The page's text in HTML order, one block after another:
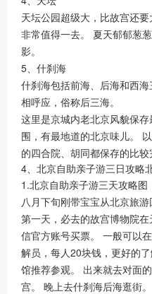
天坛公园超级大，比故宫还
非常值得一去。 夏天郁郁葱
影。
5、什刹海
什刹海包括前海、后海和西
相呼应，俗称后三海。
这里是京城内老北京风貌保
围，有最地道的北京味儿。
的四合院、胡同都保存的比较
4、北京自助亲子游三日攻略
1.北京自助亲子游三天攻略图
八月下旬刚带宝宝从北京旅
第一天，必去的故宫博物院
信官方账号买票。 一般可以
解员，每人20块钱，更好的
馆推荐参观。 出来就去对面
宫。 晚上去什刹海后海逛街。